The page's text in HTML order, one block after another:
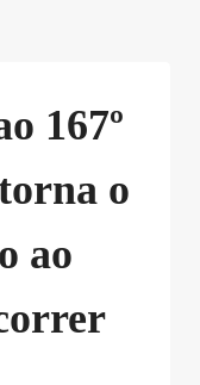
167º
o
ao